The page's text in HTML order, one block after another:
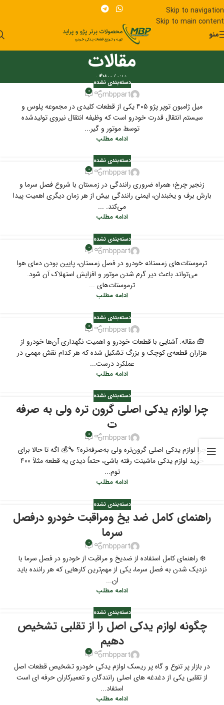
Skip to navigation
Skip to main content
منو
مقالات
خانه/وبلاگ
دسته‌بندی نشده
mbppart
0
میل ژامبون توپر پژو ۴۰۵ یکی از قطعات کلیدی در مجموعه پلوس و
سیستم انتقال قدرت خودرو است که وظیفه انتقال نیروی تولیدشده
توسط موتور و گیر...
ادامه مطلب
دسته‌بندی نشده
mbppart
0
زنجیر چرخ؛ همراه ضروری رانندگی در زمستان با شروع فصل سرما و
بارش برف و یخبندان، ایمنی رانندگی بیش از هر زمان دیگری اهمیت پیدا
می‌کند. ...
ادامه مطلب
دسته‌بندی نشده
mbppart
0
ترموستات‌های زمستانه خودرو در فصل زمستان، پایین بودن دمای هوا
می‌تواند باعث دیر گرم شدن موتور و افزایش استهلاک آن شود.
ترموستات‌های ...
ادامه مطلب
دسته‌بندی نشده
mbppart
0
🧰 مقاله: آشنایی با قطعات خودرو و اهمیت نگهداری آن‌ها خودرو از
هزاران قطعه‌ی کوچک و بزرگ تشکیل شده که هر کدام نقش مهمی در
عملکرد درست...
ادامه مطلب
دسته‌بندی نشده
چرا لوازم یدکی اصلی گرون تره ولی به صرفه
ت
mbppart
0
چرا لوازم یدکی اصلی گرون‌تره ولی به‌صرفه‌تره؟ 🔧💰 اگه تا حالا برای
خرید لوازم یدکی ماشینت رفته باشی، حتماً دیدی یه قطعه مثلاً ۴۰۰
توم...
ادامه مطلب
دسته‌بندی نشده
راهنمای کامل ضد یخ ومراقبت خودرو درفصل
سرما
mbppart
0
❄️ راهنمای کامل استفاده از ضدیخ و مراقبت از خودرو در فصل سرما با
نزدیک شدن به فصل سرما، یکی از مهم‌ترین کارهایی که هر راننده باید
ان...
ادامه مطلب
دسته‌بندی نشده
چگونه لوازم یدکی اصل را از تقلبی تشخیص
دهیم
mbppart
0
در بازار پر تنوع و گاه پر ریسک لوازم یدکی خودرو تشخیص قطعات اصل
از تقلبی یکی از دغدغه های اصلی رانندگان و تعمیرکاران حرفه ای است
استفاد...
ادامه مطلب